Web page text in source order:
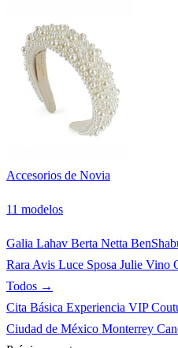
Accesorios de Novia
11 modelos
Galia Lahav Berta Netta
Rara Avis Luce Sposa Julie Vino
Todos →
Cita Básica Experiencia VIP
Ciudad de México Monterrey